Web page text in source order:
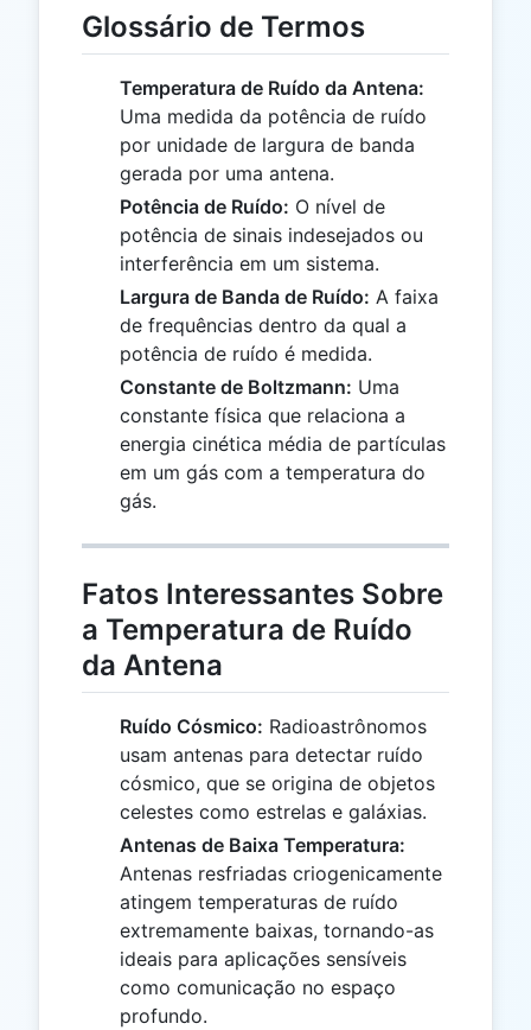
Glossário de Termos
Temperatura de Ruído da Antena:
Uma medida da potência de ruído
por unidade de largura de banda
gerada por uma antena.
Potência de Ruído: O nível de
potência de sinais indesejados ou
interferência em um sistema.
Largura de Banda de Ruído: A faixa
de frequências dentro da qual a
potência de ruído é medida.
Constante de Boltzmann: Uma
constante física que relaciona a
energia cinética média de partículas
em um gás com a temperatura do
gás.
Fatos Interessantes Sobre
a Temperatura de Ruído
da Antena
Ruído Cósmico: Radioastrônomos
usam antenas para detectar ruído
cósmico, que se origina de objetos
celestes como estrelas e galáxias.
Antenas de Baixa Temperatura:
Antenas resfriadas criogenicamente
atingem temperaturas de ruído
extremamente baixas, tornando-as
ideais para aplicações sensíveis
como comunicação no espaço
profundo.